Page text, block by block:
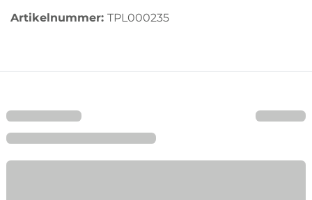
Artikelnummer: TPL000235